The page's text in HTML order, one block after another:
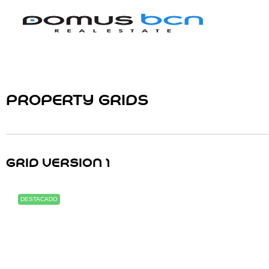
PROPERTY GRIDS
GRID VERSION 1
DESTACADO